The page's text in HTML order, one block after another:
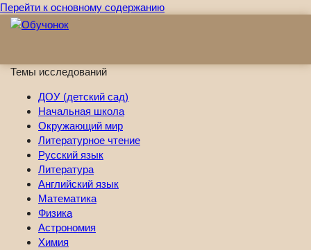
Перейти к основному содержанию
Темы исследований
ДОУ (детский сад)
Начальная школа
Окружающий мир
Литературное чтение
Русский язык
Литература
Английский язык
Математика
Физика
Астрономия
Химия